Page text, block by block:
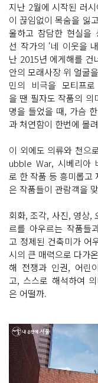
지난 2월에 시작된 러
이 끊임없이 목숨을 잃
울하고 참담한 현실을
선 작가의 ‘네 이웃을
난 2015년 에게해를 건
안의 모래사장 위 얼굴
민의 비극을 모티프
을 땐 필자도 작품의 의
명을 들었을 때, 가슴
과 처연함이 한번에 몰
이 외에도 의류와 천으
ubble War, 시베리아
로 한 작품 등 흥미롭고
은 작품들이 관람객을
회화, 조각, 사진, 영상,
르를 아우르는 작품들
고 정제된 건축미가 어
시의 큰 매력으로 다가
해 전쟁과 인권, 어린
고, 스스로 해석하여
은 어떨까.